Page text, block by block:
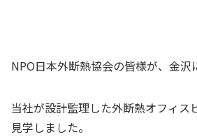
NPO日本外断熱協会の皆様が、金沢
当社が設計監理した外断熱オフィス
見学しました。